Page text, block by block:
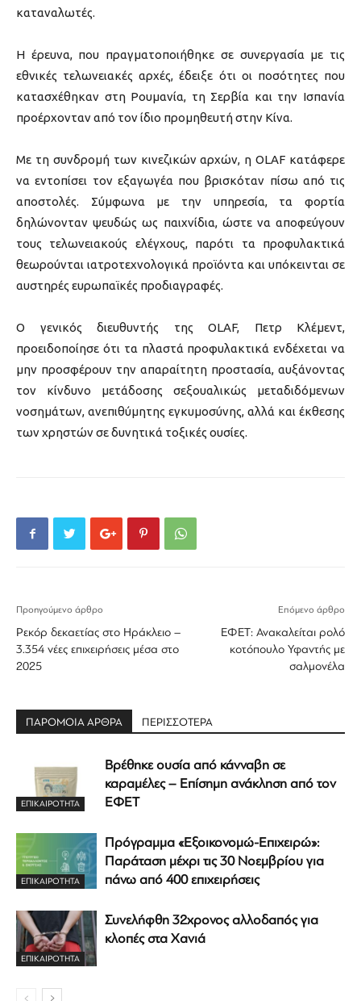
καταναλωτές.
Η έρευνα, που πραγματοποιήθηκε σε συνεργασία με τις
εθνικές τελωνειακές αρχές, έδειξε ότι οι ποσότητες που
κατασχέθηκαν στη Ρουμανία, τη Σερβία και την Ισπανία
προέρχονταν από τον ίδιο προμηθευτή στην Κίνα.
Με τη συνδρομή των κινεζικών αρχών, η OLAF κατάφερε
να εντοπίσει τον εξαγωγέα που βρισκόταν πίσω από τις
αποστολές. Σύμφωνα με την υπηρεσία, τα φορτία
δηλώνονταν ψευδώς ως παιχνίδια, ώστε να αποφεύγουν
τους τελωνειακούς ελέγχους, παρότι τα προφυλακτικά
θεωρούνται ιατροτεχνολογικά προϊόντα και υπόκεινται σε
αυστηρές ευρωπαϊκές προδιαγραφές.
Ο γενικός διευθυντής της OLAF, Πετρ Κλέμεντ,
προειδοποίησε ότι τα πλαστά προφυλακτικά ενδέχεται να
μην προσφέρουν την απαραίτητη προστασία, αυξάνοντας
τον κίνδυνο μετάδοσης σεξουαλικώς μεταδιδόμενων
νοσημάτων, ανεπιθύμητης εγκυμοσύνης, αλλά και έκθεσης
των χρηστών σε δυνητικά τοξικές ουσίες.
Προηγούμενο άρθρο
Ρεκόρ δεκαετίας στο Ηράκλειο –
3.354 νέες επιχειρήσεις μέσα στο
2025
Επόμενο άρθρο
ΕΦΕΤ: Ανακαλείται ρολό
κοτόπουλο Υφαντής με
σαλμονέλα
ΠΑΡΟΜΟΙΑ ΑΡΘΡΑ ΠΕΡΙΣΣΟΤΕΡΑ
ΕΠΙΚΑΙΡΟΤΗΤΑ
Βρέθηκε ουσία από κάνναβη σε
καραμέλες – Επίσημη ανάκληση από τον
ΕΦΕΤ
ΕΠΙΚΑΙΡΟΤΗΤΑ
Πρόγραμμα «Εξοικονομώ-Επιχειρώ»:
Παράταση μέχρι τις 30 Νοεμβρίου για
πάνω από 400 επιχειρήσεις
ΕΠΙΚΑΙΡΟΤΗΤΑ
Συνελήφθη 32χρονος αλλοδαπός για
κλοπές στα Χανιά